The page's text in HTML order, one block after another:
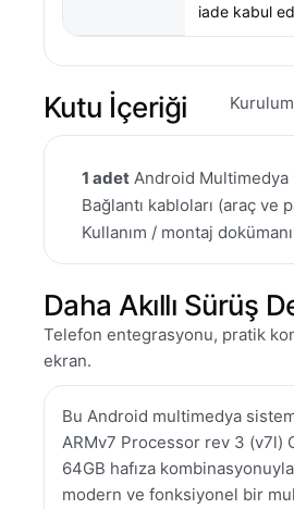
iade kabul
Kutu İçeriği
1 adet Android Multimedya
Bağlantı kabloları (araç ve
Kullanım / montaj
Daha Akıllı Sürüş
Telefon entegrasyonu, pratik
ekran.
Bu Android multimedya
ARMv7 Processor rev 3 (v7l)
64GB hafıza
modern ve fonksiyonel bir